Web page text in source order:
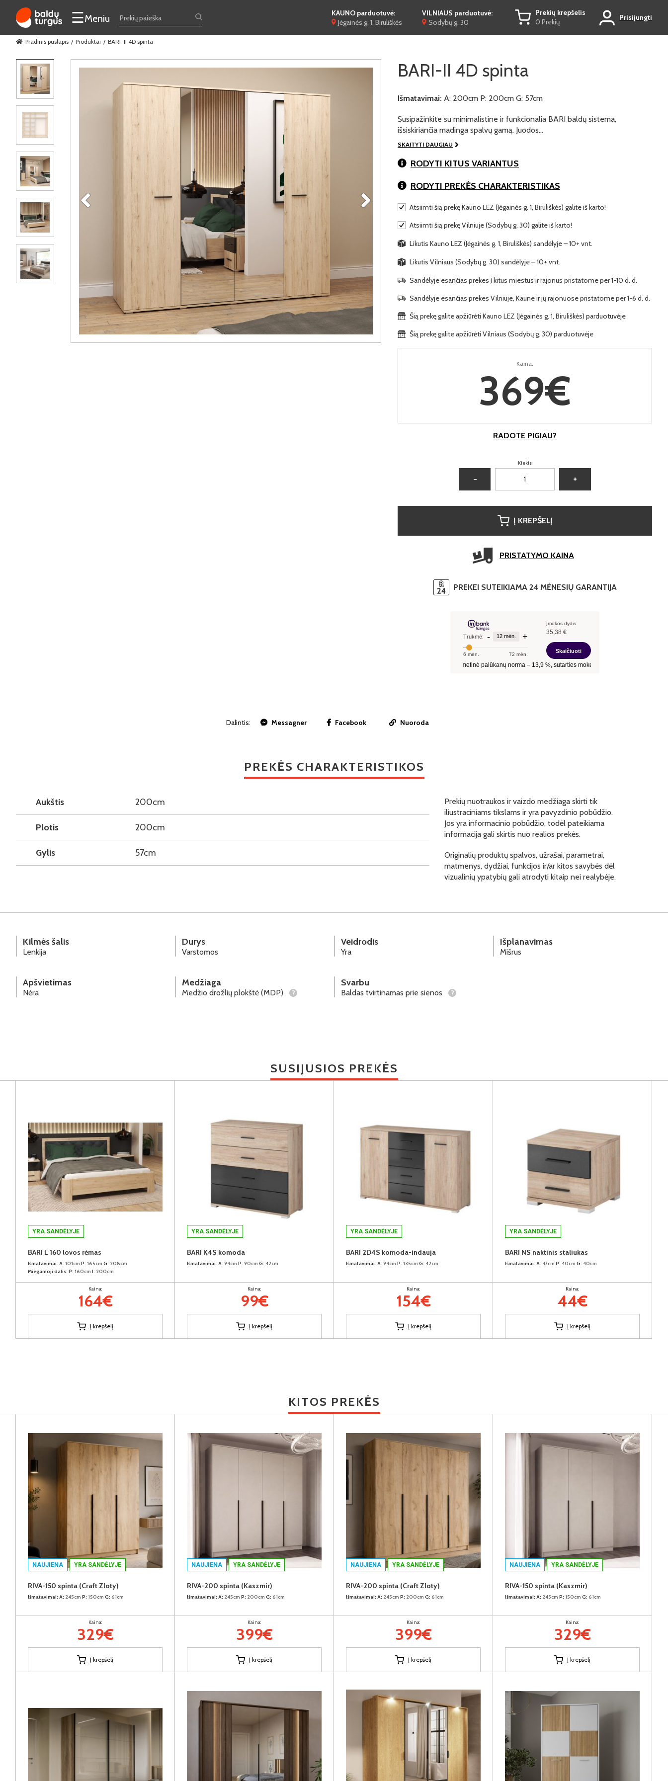
☰Meniu
KAUNO parduotuvė:
Jėgainės g. 1, Biruliškės
VILNIAUS parduotuvė:
Sodybų g. 30
Prekių krepšelis
0 Prekių
Prisijungti
Pradinis puslapis Produktai BARI-II 4D spinta
BARI-II 4D spinta
Išmatavimai: A: 200cm P: 200cm G: 57cm
Susipažinkite su minimalistine ir funkcionalia BARI baldų sistema,
išsiskiriančia madinga spalvų gamą. Juodos…
SKAITYTI DAUGIAU
RODYTI KITUS VARIANTUS
RODYTI PREKĖS CHARAKTERISTIKAS
Atsiimti šią prekę Kauno LEZ (Jėgainės g. 1, Biruliškės) galite iš karto!
Atsiimti šią prekę Vilniuje (Sodybų g. 30) galite iš karto!
Likutis Kauno LEZ (Jėgainės g. 1, Biruliškės) sandėlyje – 10+ vnt.
Likutis Vilniaus (Sodybų g. 30) sandėlyje – 10+ vnt.
Sandėlyje esančias prekes į kitus miestus ir rajonus pristatome per 1-10 d. d.
Sandėlyje esančias prekes Vilniuje, Kaune ir jų rajonuose pristatome per 1-6 d. d.
Šią prekę galite apžiūrėti Kauno LEZ (Jėgainės g. 1, Biruliškės) parduotuvėje
Šią prekę galite apžiūrėti Vilniaus (Sodybų g. 30) parduotuvėje
Kaina:
369€
RADOTE PIGIAU?
Kiekis:
− +
Į KREPŠELĮ
PRISTATYMO KAINA
PREKEI SUTEIKIAMA 24 MĖNESIŲ GARANTIJA
Dalintis: Messagner Facebook Nuoroda
PREKĖS CHARAKTERISTIKOS
Aukštis 200cm
Plotis 200cm
Gylis 57cm
Prekių nuotraukos ir vaizdo medžiaga skirti tik
iliustraciniams tikslams ir yra pavyzdinio pobūdžio.
Jos yra informacinio pobūdžio, todėl pateikiama
informacija gali skirtis nuo realios prekės.
Originalių produktų spalvos, užrašai, parametrai,
matmenys, dydžiai, funkcijos ir/ar kitos savybės dėl
vizualinių ypatybių gali atrodyti kitaip nei realybėje.
Kilmės šalis
Lenkija
Durys
Varstomos
Veidrodis
Yra
Išplanavimas
Mišrus
Apšvietimas
Nėra
Medžiaga
Medžio drožlių plokštė (MDP) ?
Svarbu
Baldas tvirtinamas prie sienos ?
SUSIJUSIOS PREKĖS
YRA SANDĖLYJE
BARI L 160 lovos rėmas
Išmatavimai: A: 101cm P: 165cm G: 208cm
Miegamoji dalis: P: 160cm I: 200cm
Kaina:
164€
Į krepšelį
YRA SANDĖLYJE
BARI K4S komoda
Išmatavimai: A: 94cm P: 90cm G: 42cm
Kaina:
99€
Į krepšelį
YRA SANDĖLYJE
BARI 2D4S komoda-indauja
Išmatavimai: A: 94cm P: 135cm G: 42cm
Kaina:
154€
Į krepšelį
YRA SANDĖLYJE
BARI NS naktinis staliukas
Išmatavimai: A: 47cm P: 40cm G: 40cm
Kaina:
44€
Į krepšelį
KITOS PREKĖS
NAUJIENA YRA SANDĖLYJE
RIVA-150 spinta (Craft Zloty)
Išmatavimai: A: 245cm P: 150cm G: 61cm
Kaina:
329€
Į krepšelį
NAUJIENA YRA SANDĖLYJE
RIVA-200 spinta (Kaszmir)
Išmatavimai: A: 245cm P: 200cm G: 61cm
Kaina:
399€
Į krepšelį
NAUJIENA YRA SANDĖLYJE
RIVA-200 spinta (Craft Zloty)
Išmatavimai: A: 245cm P: 200cm G: 61cm
Kaina:
399€
Į krepšelį
NAUJIENA YRA SANDĖLYJE
RIVA-150 spinta (Kaszmir)
Išmatavimai: A: 245cm P: 150cm G: 61cm
Kaina:
329€
Į krepšelį